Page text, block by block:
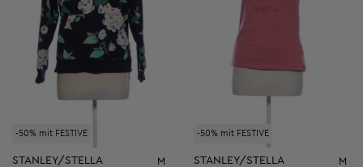
-50% mit FESTIVE
STANLEY/STELLA M
-50% mit FESTIVE
STANLEY/STELLA M